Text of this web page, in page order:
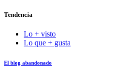
Tendencia
Lo + visto
Lo que + gusta
El blog abandonado